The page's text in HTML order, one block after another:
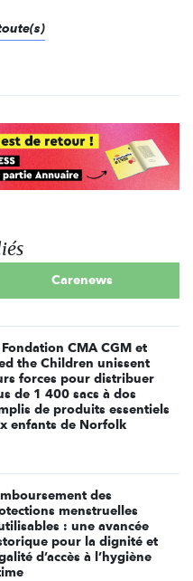
Carenews
Fondation CMA CGM et
the Children unissent
forces pour distribuer
de 1 400 sacs à dos
de produits essentiels
enfants de Norfolk
des
menstruelles
: une avancée
pour la dignité et
d’accès à l’hygiène